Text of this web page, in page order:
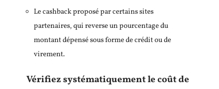
Le cashback proposé par certains sites
partenaires, qui reverse un pourcentage du
montant dépensé sous forme de crédit ou de
virement.
Vérifiez systématiquement le coût de